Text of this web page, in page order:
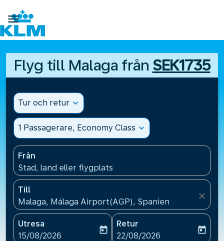

Flyg till Malaga från SEK1735
Tur och retur expand_more
1 Passagerare, Economy Class expand_more
Från
Stad, land eller flygplats
Till
Malaga, Málaga Airport(AGP), Spanien
close
Utresa
fc-booking-departure-date-aria-label
15/08/2026
today
Retur
fc-booking-return-date-
22/08/2026
today